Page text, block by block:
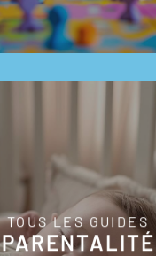
TOUS LES GUIDES
PARENTALITÉ
EN SAVOIR +